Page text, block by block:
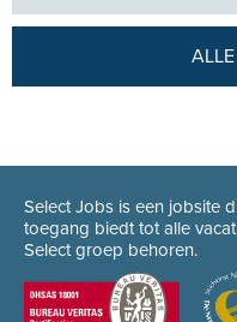
Select Jobs is een jobsite
toegang biedt tot alle
Select groep behoren.